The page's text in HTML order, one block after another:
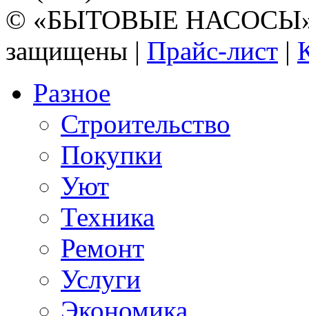
© «БЫТОВЫЕ НАСОСЫ»
защищены | Прайс-лист |
Разное
Строительство
Покупки
Уют
Техника
Ремонт
Услуги